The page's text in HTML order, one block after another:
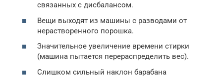
связанных с дисбалансом.
Вещи выходят из машины с разводами от
нерастворенного порошка.
Значительное увеличение времени стирки
(машина пытается перераспределить вес).
Слишком сильный наклон барабана